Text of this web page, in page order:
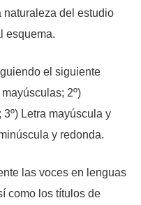
del estudio
esquema.
el siguiente
2º)
Letra mayúscula y
y redonda.
las voces en lenguas
como los títulos de